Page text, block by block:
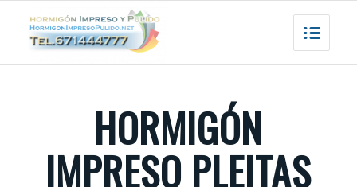
HORMIGÓN
IMPRESO PLEITAS